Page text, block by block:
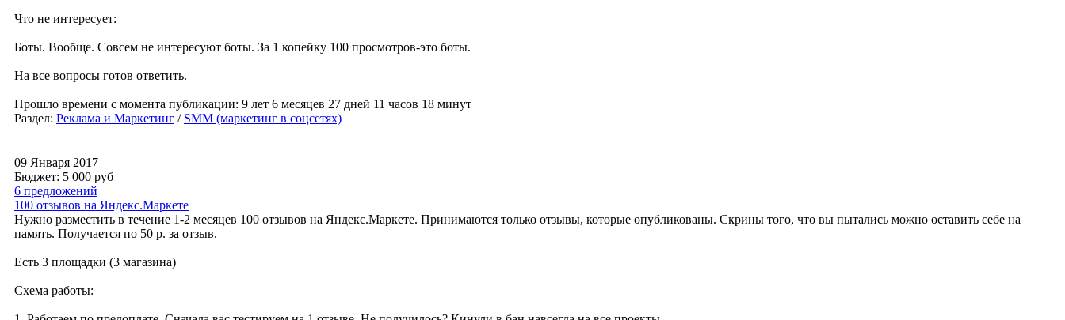
Что не интересует:
Боты. Вообще. Совсем не интересуют боты. За 1 копейку 100 просмотров-это боты.
На все вопросы готов ответить.
Прошло времени с момента публикации: 9 лет 6 месяцев 27 дней 11 часов 18 минут
Раздел: Реклама и Маркетинг / SMM (маркетинг в соцсетях)
09 Января 2017
Бюджет: 5 000 руб
6 предложений
100 отзывов на Яндекс.Маркете
Нужно разместить в течение 1-2 месяцев 100 отзывов на Яндекс.Маркете. Принимаются только отзывы, которые опубликованы. Скрины того, что вы пытались можно оставить себе на
память. Получается по 50 р. за отзыв.
Есть 3 площадки (3 магазина)
Схема работы: